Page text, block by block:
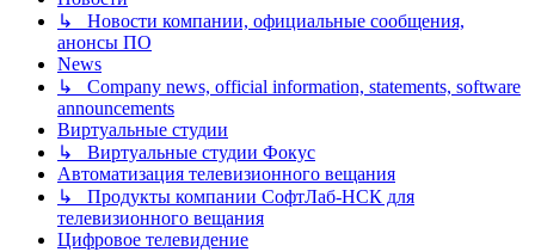
↳ Новости компании, официальные сообщения,
анонсы ПО
News
↳ Company news, official information, statements, software
announcements
Виртуальные студии
↳ Виртуальные студии Фокус
Автоматизация телевизионного вещания
↳ Продукты компании СофтЛаб-НСК для
телевизионного вещания
Цифровое телевидение